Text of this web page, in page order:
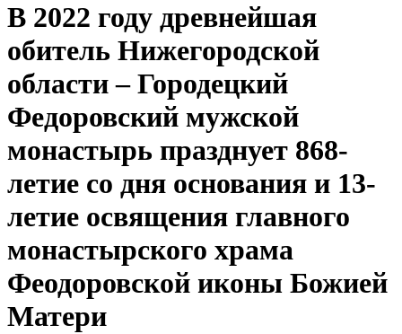
В 2022 году древнейшая
обитель Нижегородской
области – Городецкий
Федоровский мужской
монастырь празднует 868-
летие со дня основания и 13-
летие освящения главного
монастырского храма
Феодоровской иконы Божией
Матери